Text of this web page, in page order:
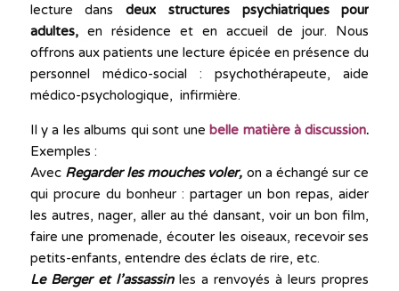
lecture dansdeux structures psychiatriques pour
adultes,en résidence et en accueil de jour. Nous
offrons aux patients une lecture épicée en présence du
personnel médico-social : psychothérapeute, aide
médico-psychologique, infirmière.
Il y a les albums qui sont unebelle matière à discussion.
Exemples :
Avec Regarder les mouches voler, on a échangé sur ce
qui procure du bonheur : partager un bon repas, aider
les autres, nager, aller au thé dansant, voir un bon film,
faire une promenade, écouter les oiseaux, recevoir ses
petits-enfants, entendre des éclats de rire, etc.
Le Berger et l’assassinles a renvoyés à leurs propres